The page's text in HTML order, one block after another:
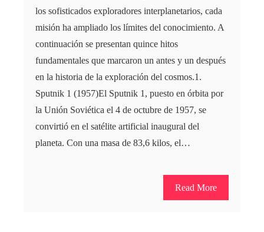
los sofisticados exploradores interplanetarios, cada
misión ha ampliado los límites del conocimiento. A
continuación se presentan quince hitos
fundamentales que marcaron un antes y un después
en la historia de la exploración del cosmos.1.
Sputnik 1 (1957)El Sputnik 1, puesto en órbita por
la Unión Soviética el 4 de octubre de 1957, se
convirtió en el satélite artificial inaugural del
planeta. Con una masa de 83,6 kilos, el…
Read More